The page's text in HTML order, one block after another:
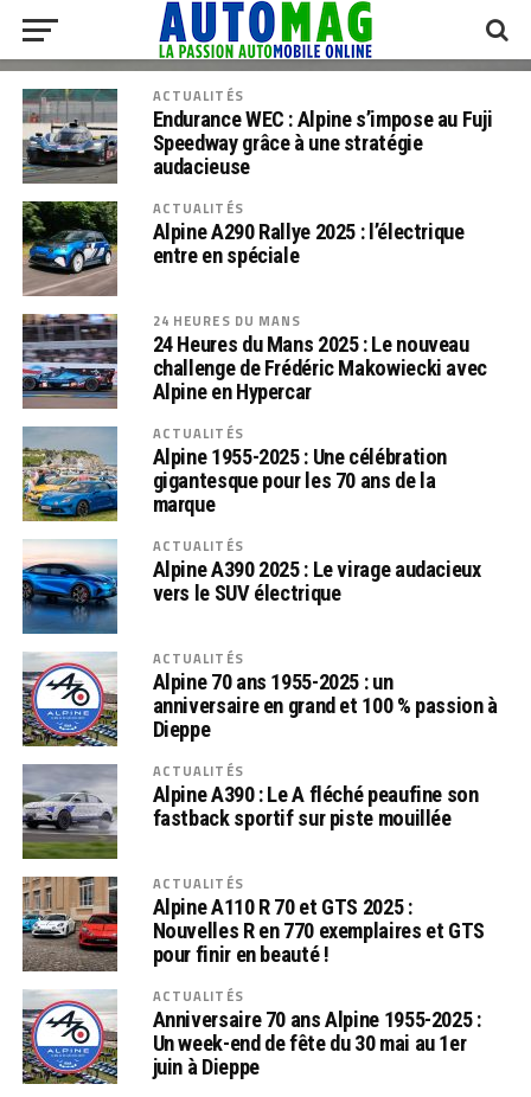
ACTUALITÉS
Endurance WEC : Alpine s’impose au Fuji
Speedway grâce à une stratégie
audacieuse
ACTUALITÉS
Alpine A290 Rallye 2025 : l’électrique
entre en spéciale
24 HEURES DU MANS
24 Heures du Mans 2025 : Le nouveau
challenge de Frédéric Makowiecki avec
Alpine en Hypercar
ACTUALITÉS
Alpine 1955-2025 : Une célébration
gigantesque pour les 70 ans de la
marque
ACTUALITÉS
Alpine A390 2025 : Le virage audacieux
vers le SUV électrique
ACTUALITÉS
Alpine 70 ans 1955-2025 : un
anniversaire en grand et 100 % passion à
Dieppe
ACTUALITÉS
Alpine A390 : Le A fléché peaufine son
fastback sportif sur piste mouillée
ACTUALITÉS
Alpine A110 R 70 et GTS 2025 :
Nouvelles R en 770 exemplaires et GTS
pour finir en beauté !
ACTUALITÉS
Anniversaire 70 ans Alpine 1955-2025 :
Un week-end de fête du 30 mai au 1er
juin à Dieppe